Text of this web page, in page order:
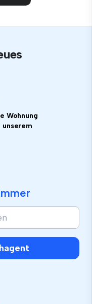
Wohnung
unserem